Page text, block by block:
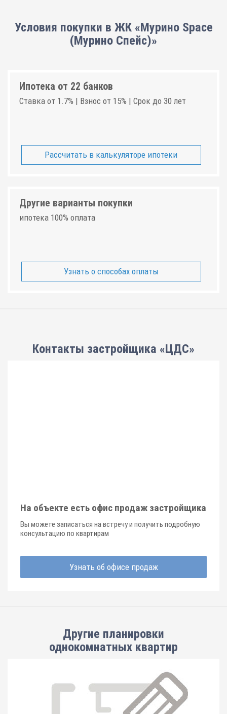
Условия покупки в ЖК «Мурино Space
(Мурино Спейс)»
Ипотека от 22 банков
Ставка от 1.7% | Взнос от 15% | Срок до 30 лет
Рассчитать в калькуляторе ипотеки
Другие варианты покупки
ипотека 100% оплата
Узнать о способах оплаты
Контакты застройщика «ЦДС»
На объекте есть офис продаж застройщика
Вы можете записаться на встречу и получить подробную
консультацию по квартирам
Узнать об офисе продаж
Другие планировки
однокомнатных квартир